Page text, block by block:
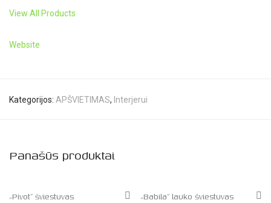
View All Products
Website
Kategorijos: APŠVIETIMAS, Interjerui
Panašūs produktai
„Pivot” šviestuvas „Babila” lauko šviestuvas